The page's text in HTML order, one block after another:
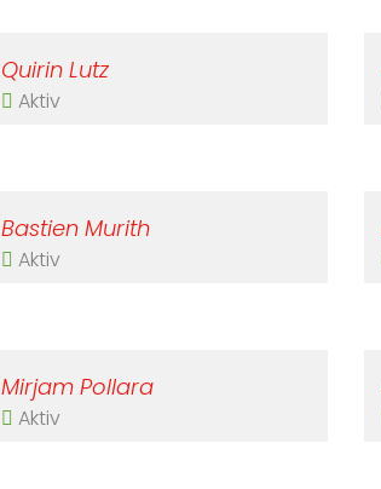
Quirin Lutz
Aktiv
Bastien Murith
Aktiv
Mirjam Pollara
Aktiv